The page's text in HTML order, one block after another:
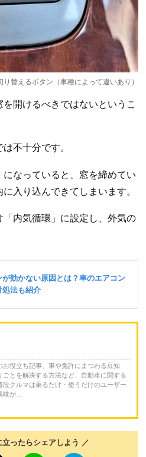
替えるボタン（車種によって違いあり）
を開けるべきではないというこ
不十分です。
なっていると、窓を締めてい
入り込んできてしまいます。
「内気循環」に設定し、外気の
お役立ち記事、車や免許にまつわる豆知
ごとを解決する方法など、自動車に関する
段クルマは乗るだけ・使うだけのユーザー
が...
ったらシェアしよう ／